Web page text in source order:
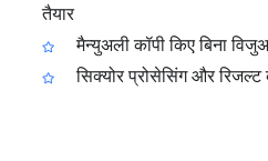
तैयार
मैन्युअली कॉपी किए बिना
सिक्योर प्रोसेसिंग और